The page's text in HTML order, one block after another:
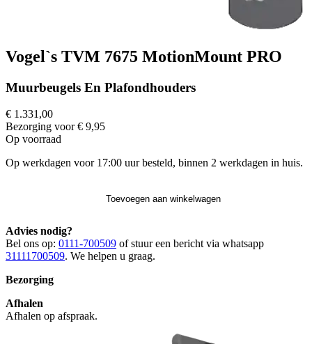
Vogel`s TVM 7675 MotionMount PRO
Muurbeugels En Plafondhouders
€ 1.331,00
Bezorging voor € 9,95
Op voorraad
Op werkdagen voor 17:00 uur besteld, binnen 2 werkdagen in huis.
Toevoegen aan winkelwagen
Advies nodig?
Bel ons op: 0111-700509 of stuur een bericht via whatsapp
31111700509. We helpen u graag.
Bezorging
Afhalen
Afhalen op afspraak.